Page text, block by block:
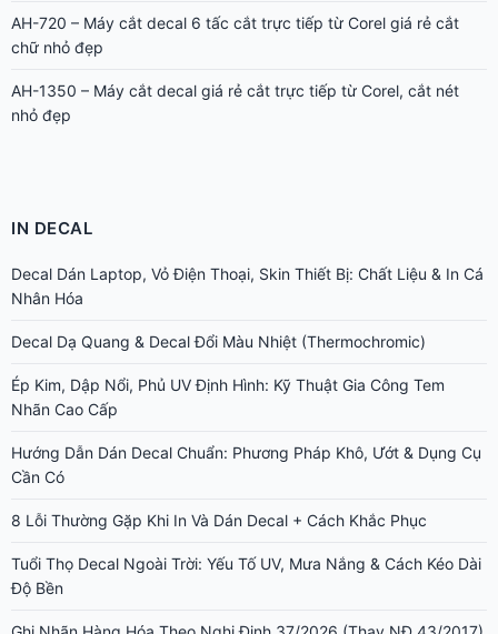
AH-720 – Máy cắt decal 6 tấc cắt trực tiếp từ Corel giá rẻ cắt
chữ nhỏ đẹp
AH-1350 – Máy cắt decal giá rẻ cắt trực tiếp từ Corel, cắt nét
nhỏ đẹp
IN DECAL
Decal Dán Laptop, Vỏ Điện Thoại, Skin Thiết Bị: Chất Liệu & In Cá
Nhân Hóa
Decal Dạ Quang & Decal Đổi Màu Nhiệt (Thermochromic)
Ép Kim, Dập Nổi, Phủ UV Định Hình: Kỹ Thuật Gia Công Tem
Nhãn Cao Cấp
Hướng Dẫn Dán Decal Chuẩn: Phương Pháp Khô, Ướt & Dụng Cụ
Cần Có
8 Lỗi Thường Gặp Khi In Và Dán Decal + Cách Khắc Phục
Tuổi Thọ Decal Ngoài Trời: Yếu Tố UV, Mưa Nắng & Cách Kéo Dài
Độ Bền